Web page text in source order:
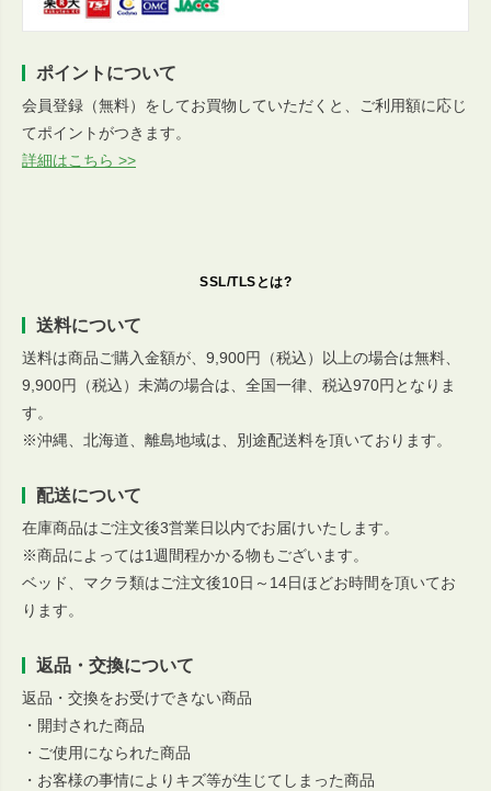
ポイントについて
会員登録（無料）をしてお買物していただくと、ご利用額に応じ
てポイントがつきます。
詳細はこちら >>
SSL/TLSとは?
送料について
送料は商品ご購入金額が、9,900円（税込）以上の場合は無料、
9,900円（税込）未満の場合は、全国一律、税込970円となりま
す。
※沖縄、北海道、離島地域は、別途配送料を頂いております。
配送について
在庫商品はご注文後3営業日以内でお届けいたします。
※商品によっては1週間程かかる物もございます。
ベッド、マクラ類はご注文後10日～14日ほどお時間を頂いてお
ります。
返品・交換について
返品・交換をお受けできない商品
・開封された商品
・ご使用になられた商品
・お客様の事情によりキズ等が生じてしまった商品